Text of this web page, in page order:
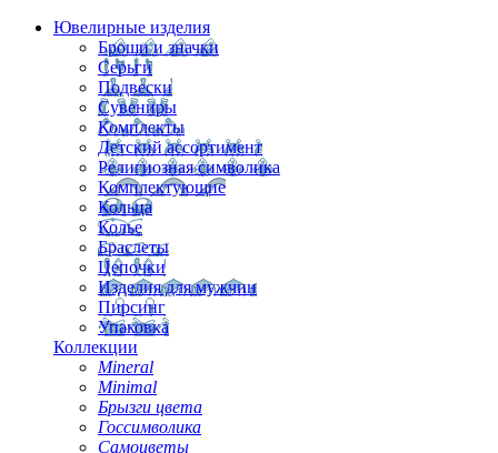
Ювелирные изделия
Броши и значки
Серьги
Подвески
Сувениры
Комплекты
Детский ассортимент
Религиозная символика
Комплектующие
Кольца
Колье
Браслеты
Цепочки
Изделия для мужчин
Пирсинг
Упаковка
Коллекции
Mineral
Minimal
Брызги цвета
Госсимволика
Самоцветы